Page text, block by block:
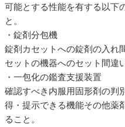
可能とする性能を有する以下
と。
・錠剤分包機
錠剤カセットへの錠剤の入れ
セットの機器へのセット間違
・一包化の鑑査支援装置
確認すべき内服用固形剤の判
得・提示できる機能その他薬
ること。